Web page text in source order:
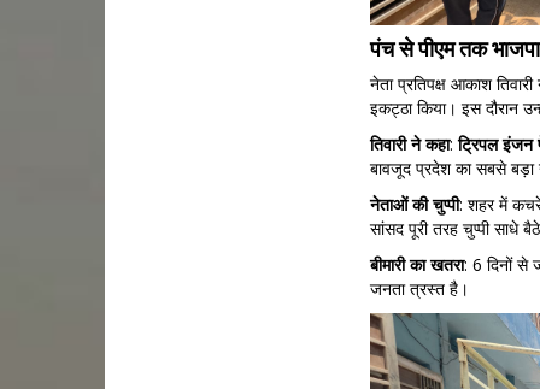
पंच से पीएम तक
नेता प्रतिपक्ष आकाश
इकट्ठा किया। इस दौरान
तिवारी ने कहा:ट्रिपल इंजन
बावजूद प्रदेश का सबसे बड़ा
नेताओं की चुप्पी: शहर में कचरे
सांसद पूरी तरह चुप्पी साधे
बीमारी का खतरा: 6 दिनों से
जनता त्रस्त है।